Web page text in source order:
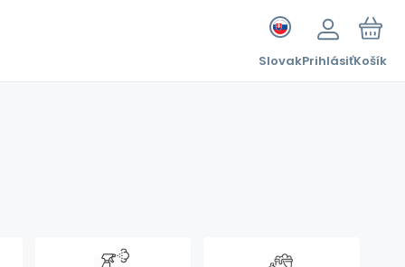
SlovakPrihlásiťKošík